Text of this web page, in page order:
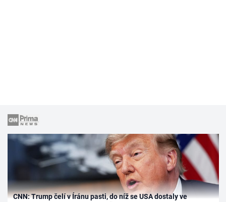
CNN: Trump čelí v Íránu pasti, do níž se USA dostaly ve